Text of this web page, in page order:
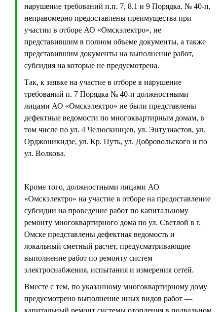
нарушение требований п.п. 7, 8.1 и 9 Порядка. № 40-п,
неправомерно предоставлены преимущества при
участии в отборе АО «Омскэлектро», не
представившим в полном объеме документы, а также
представившим документы на выполнение работ,
субсидия на которые не предусмотрена.
Так, к заявке на участие в отборе в нарушение
требований п. 7 Порядка № 40-п должностными
лицами АО «Омскэлектро» не были представлены
дефектные ведомости по многоквартирным домам, в
том числе по ул. 4 Челюскинцев, ул. Энтузиастов, ул.
Орджоникидзе, ул. Кр. Путь, ул. Добровольского и по
ул. Волкова.
Кроме того, должностными лицами АО
«Омскэлектро» на участие в отборе на предоставление
субсидии на проведение работ по капитальному
ремонту многоквартирного дома по ул. Светлой в г.
Омске представлены дефектная ведомость и
локальный сметный расчет, предусматривающие
выполнение работ по ремонту систем
электроснабжения, испытания и измерения сетей.
Вместе с тем, по указанному многоквартирному дому
предусмотрено выполнение иных видов работ —